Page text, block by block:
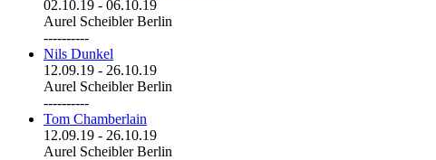
02.10.19 - 06.10.19
Aurel Scheibler Berlin
----------
Nils Dunkel
12.09.19 - 26.10.19
Aurel Scheibler Berlin
----------
Tom Chamberlain
12.09.19 - 26.10.19
Aurel Scheibler Berlin